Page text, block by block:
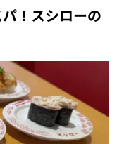
！スシローの